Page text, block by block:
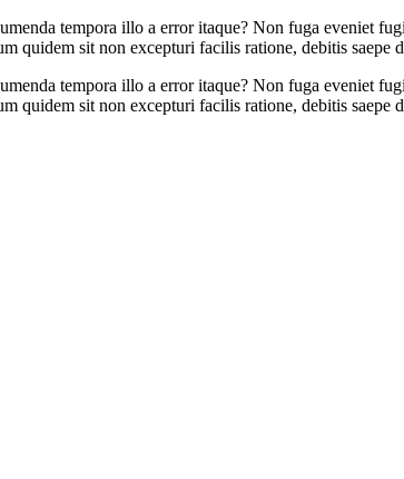
tempora illo a error itaque? Non fuga eveniet
quidem sit non excepturi facilis ratione, debitis saepe
tempora illo a error itaque? Non fuga eveniet
quidem sit non excepturi facilis ratione, debitis saepe